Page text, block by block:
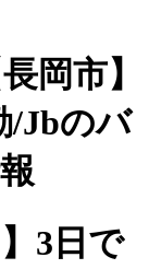
岡市】
/Jbのバ
3日で